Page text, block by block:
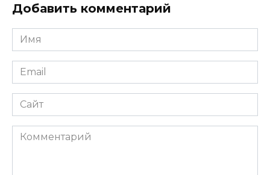
Добавить комментарий
Имя
*
Email
*
Сайт
Комментарий